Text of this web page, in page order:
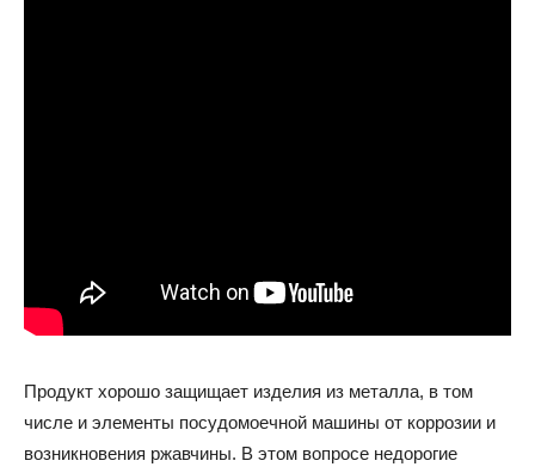
Продукт хорошо защищает изделия из металла, в том
числе и элементы посудомоечной машины от коррозии и
возникновения ржавчины. В этом вопросе недорогие